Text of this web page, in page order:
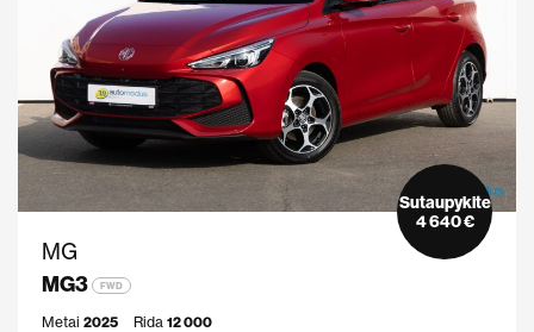
MG
MG3
FWD
Metai 2025 Rida 12 000
Sutaupykite
4 640 €